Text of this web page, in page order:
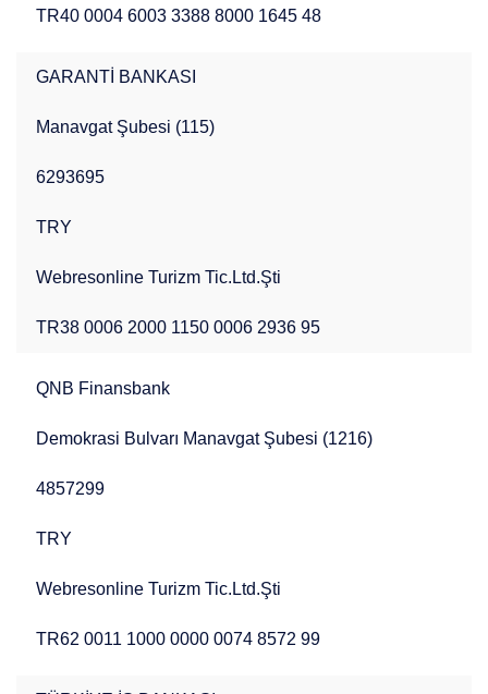
BALAYI OTELLERİ
TERMAL OTELLER
AVANTAJLI OTELLER
TR40 0004 6003 3388 8000 1645 48
GARANTİ BANKASI
Manavgat Şubesi (115)
6293695
TRY
Webresonline Turizm Tic.Ltd.Şti
TR38 0006 2000 1150 0006 2936 95
QNB Finansbank
Demokrasi Bulvarı Manavgat Şubesi (1216)
4857299
TRY
Webresonline Turizm Tic.Ltd.Şti
TR62 0011 1000 0000 0074 8572 99